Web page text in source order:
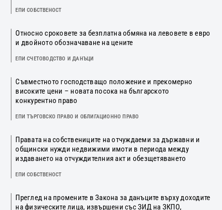
ЕПИ СОБСТВЕНОСТ
Относно сроковете за безплатна обмяна на левовете в евро
и двойното обозначаване на цените
ЕПИ СЧЕТОВОДСТВО И ДАНЪЦИ
Съвместното господстващо положение и прекомерно
високите цени – новата посока на българското
конкурентно право
ЕПИ ТЪРГОВСКО ПРАВО И ОБЛИГАЦИОННО ПРАВО
Правата на собствениците на отчуждаеми за държавни и
общински нужди недвижими имоти в периода между
издаването на отчуждителния акт и обезщетяването
ЕПИ СОБСТВЕНОСТ
Преглед на промените в Закона за данъците върху доходите
на физическите лица, извършени със ЗИД на ЗКПО,